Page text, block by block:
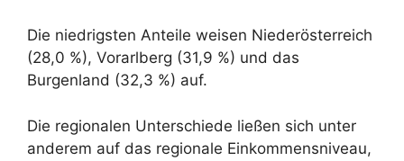
Die niedrigsten Anteile weisen Niederösterreich
(28,0 %), Vorarlberg (31,9 %) und das
Burgenland (32,3 %) auf.
Die regionalen Unterschiede ließen sich unter
anderem auf das regionale Einkommensniveau,